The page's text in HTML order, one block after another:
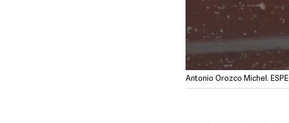
Antonio Orozco Michel.